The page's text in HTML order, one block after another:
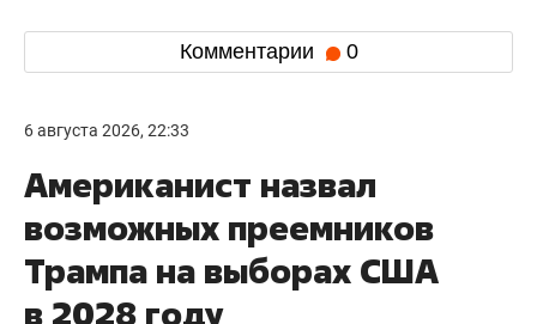
Комментарии 0
6 августа 2026, 22:33
Американист назвал
возможных преемников
Трампа на выборах США
в 2028 году